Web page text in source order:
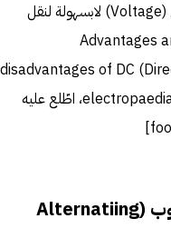
لا يمكن زيادة الجهد الكهربائي (Voltage) لابسهولة لنقل
Advantages
disadvantages of DC
من موقع: electropaedia.blogspot.com، اطّلع عليه
التيار الكهربائي المتردد أو المتناوب (Alternatiing